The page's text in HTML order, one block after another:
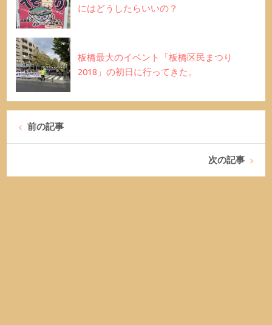
にはどうしたらいいの？
板橋最大のイベント「板橋区民まつり
2018」の初日に行ってきた。
前の記事
次の記事